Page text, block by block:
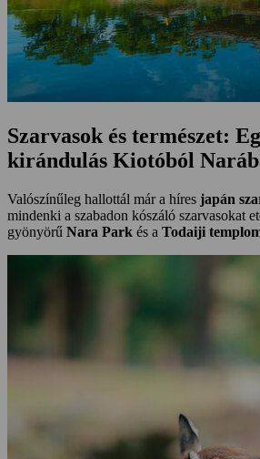
Szarvasok és természet:
kirándulás Kiotóból
Valószínűleg hallottál már a híres japán
mindenki a szabadon kószáló szarvasokat
gyönyörű Nara Park és a Todaiji